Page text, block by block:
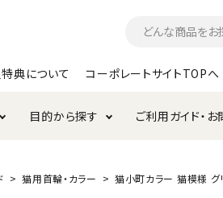
典について コーポレートサイトTOPへ
お手入れ・ケア用品
トイレタリー・消臭剤
極上
けりぐるみ特集
目的から探す ご利用ガイド・
ご注文方法について
猫用首輪・カラー 猫小町カラー 猫模様 グ